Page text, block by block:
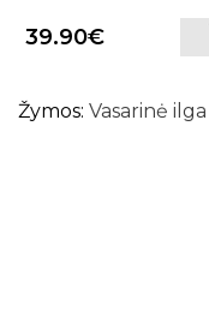
39.90€
Žymos: Vasarinė